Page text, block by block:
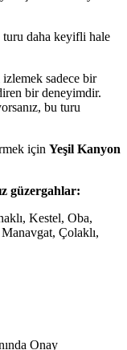
turu daha keyifli hale
izlemek sadece bir
bir deneyimdir.
bu turu
için Yeşil Kanyon
güzergahlar:
Kestel, Oba,
Çolaklı,
Onay